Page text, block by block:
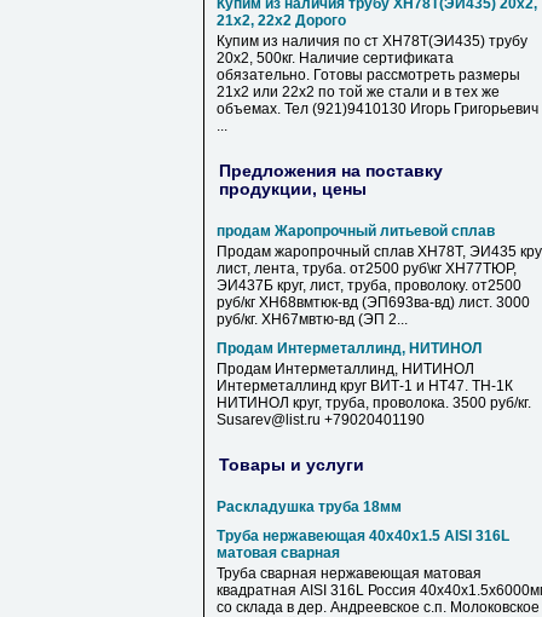
Купим из наличия трубу ХН78Т(ЭИ435) 20х2,
21х2, 22х2 Дорого
Купим из наличия по ст ХН78Т(ЭИ435) трубу
20х2, 500кг. Наличие сертификата
обязательно. Готовы рассмотреть размеры
21х2 или 22х2 по той же стали и в тех же
объемах. Тел (921)9410130 Игорь Григорьевич
...
Предложения на поставку
продукции, цены
продам Жаропрочный литьевой сплав
Продам жаропрочный сплав ХН78Т, ЭИ435
лист, лента, труба. от2500 руб\кг ХН77ТЮР,
ЭИ437Б круг, лист, труба, проволоку. от2500
руб/кг ХН68вмтюк-вд (ЭП693ва-вд) лист. 3000
руб/кг. ХН67мвтю-вд (ЭП 2...
Продам Интерметаллинд, НИТИНОЛ
Продам Интерметаллинд, НИТИНОЛ
Интерметаллинд круг ВИТ-1 и НТ47. ТН-1К
НИТИНОЛ круг, труба, проволока. 3500 руб/кг.
Susarev@list.ru +79020401190
Товары и услуги
Раскладушка труба 18мм
Труба нержавеющая 40х40х1.5 AISI 316L
матовая сварная
Труба сварная нержавеющая матовая
квадратная AISI 316L Россия
со склада в дер. Андреевское с.п. Молоковское